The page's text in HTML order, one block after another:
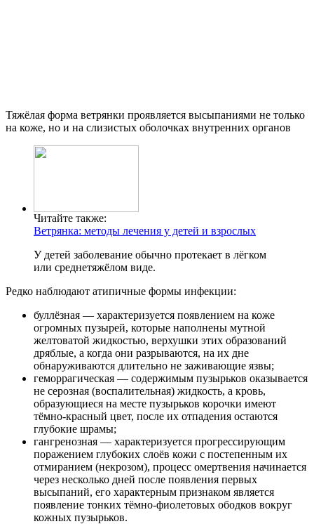
Тяжёлая форма ветрянки проявляется высыпаниями не только
на коже, но и на слизистых оболочках внутренних органов
Читайте также:
Ветрянка: методы лечения у детей и взрослых
У детей заболевание обычно протекает в лёгком
или среднетяжёлом виде.
Редко наблюдают атипичные формы инфекции:
буллёзная — характеризуется появлением на коже
огромных пузырей, которые наполнены мутной
желтоватой жидкостью, верхушки этих образований
дряблые, а когда они разрываются, на их дне
обнаруживаются длительно не заживающие язвы;
геморрагическая — содержимым пузырьков оказывается
не серозная (воспалительная) жидкость, а кровь,
образующиеся на месте пузырьков корочки имеют
тёмно-красный цвет, после их отпадения остаются
глубокие шрамы;
гангренозная — характеризуется прогрессирующим
поражением глубоких слоёв кожи с постепенным их
отмиранием (некрозом), процесс омертвения начинается
через несколько дней после появления первых
высыпаний, его характерным признаком является
появление тонких тёмно-фиолетовых ободков вокруг
кожных пузырьков.